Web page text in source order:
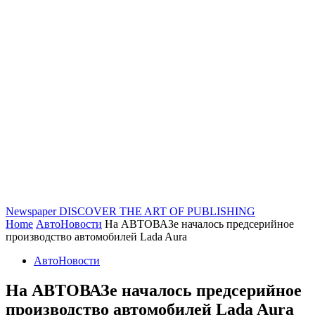
Newspaper DISCOVER THE ART OF PUBLISHING
Home АвтоНовости На АВТОВАЗе началось предсерийное
производство автомобилей Lada Aura
АвтоНовости
На АВТОВАЗе началось предсерийное
производство автомобилей Lada Aura